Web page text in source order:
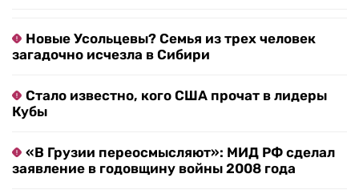
Новые Усольцевы? Семья из трех человек
загадочно исчезла в Сибири
Стало известно, кого США прочат в лидеры
Кубы
«В Грузии переосмысляют»: МИД РФ сделал
заявление в годовщину войны 2008 года